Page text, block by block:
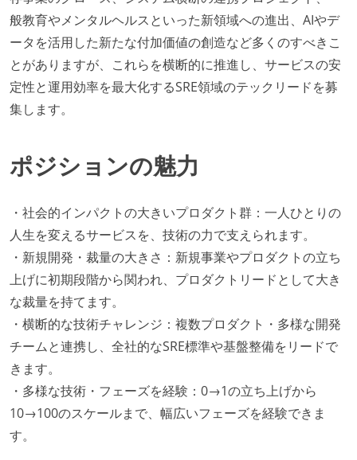
般教育やメンタルヘルスといった新領域への進出、AIやデ
ータを活用した新たな付加価値の創造など多くのすべきこ
とがありますが、これらを横断的に推進し、サービスの安
定性と運用効率を最大化するSRE領域のテックリードを募
集します。
ポジションの魅力
・社会的インパクトの大きいプロダクト群：一人ひとりの
人生を変えるサービスを、技術の力で支えられます。
・新規開発・裁量の大きさ：新規事業やプロダクトの立ち
上げに初期段階から関われ、プロダクトリードとして大き
な裁量を持てます。
・横断的な技術チャレンジ：複数プロダクト・多様な開発
チームと連携し、全社的なSRE標準や基盤整備をリードで
きます。
・多様な技術・フェーズを経験：0→1の立ち上げから
10→100のスケールまで、幅広いフェーズを経験できま
す。